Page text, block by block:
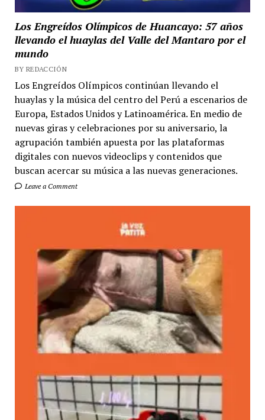
Los Engreídos Olímpicos de Huancayo: 57 años
llevando el huaylas del Valle del Mantaro por el
mundo
BY REDACCIÓN
Los Engreídos Olímpicos continúan llevando el
huaylas y la música del centro del Perú a escenarios de
Europa, Estados Unidos y Latinoamérica. En medio de
nuevas giras y celebraciones por su aniversario, la
agrupación también apuesta por las plataformas
digitales con nuevos videoclips y contenidos que
buscan acercar su música a las nuevas generaciones.
Leave a Comment